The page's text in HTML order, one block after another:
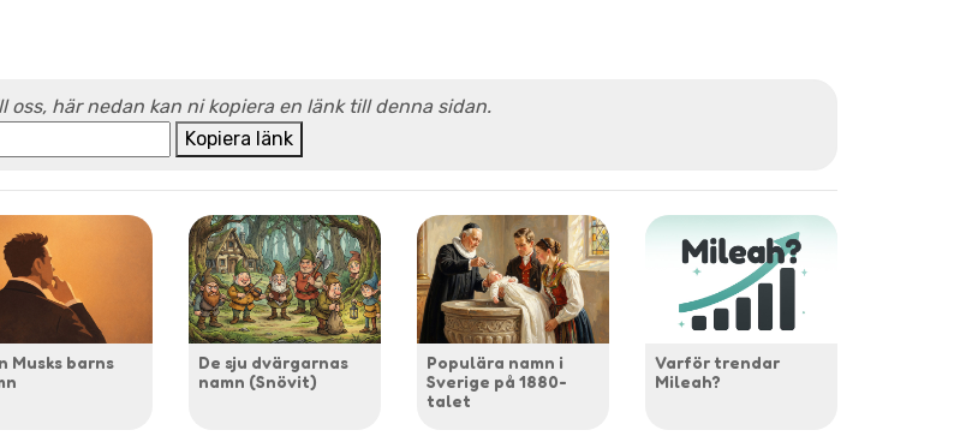
här nedan kan ni kopiera en länk till denna sidan.
Kopiera länk
Musks barns
De sju dvärgarnas
namn (Snövit)
Populära namn i
Sverige på 1880-
talet
Varför trendar
Mileah?